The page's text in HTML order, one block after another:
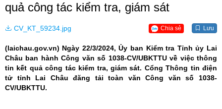
quả công tác kiểm tra, giám sát
CV_KT_59234.jpg Chia sẻ Lưu
(laichau.gov.vn) Ngày 22/3/2024, Ủy ban Kiểm tra Tỉnh ủy Lai
Châu ban hành Công văn số 1038-CV/UBKTTU về việc thông
tin kết quả công tác kiểm tra, giám sát. Cổng Thông tin điện
tử tỉnh Lai Châu đăng tải toàn văn Công văn số 1038-
CV/UBKTTU.